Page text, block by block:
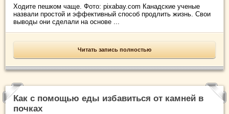
Ходите пешком чаще. Фото: pixabay.com Канадские ученые
назвали простой и эффективный способ продлить жизнь. Свои
выводы они сделали на основе ...
Читать запись полностью
Как с помощью еды избавиться от камней в
почках